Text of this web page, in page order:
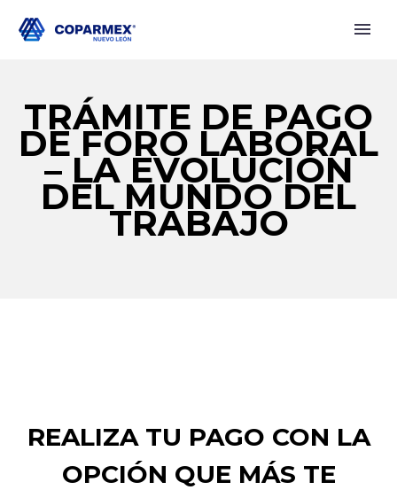
TRÁMITE DE PAGO
DE FORO LABORAL
– LA EVOLUCIÓN
DEL MUNDO DEL
TRABAJO
REALIZA TU PAGO CON LA
OPCIÓN QUE MÁS TE